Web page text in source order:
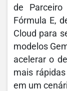
de
Fórmula E,
Cloud para
modelos
acelerar o
mais
em um